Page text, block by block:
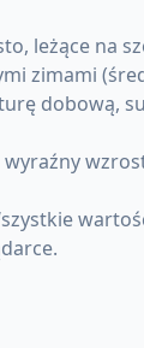
leżące na
zimami
dobową,
wyraźny